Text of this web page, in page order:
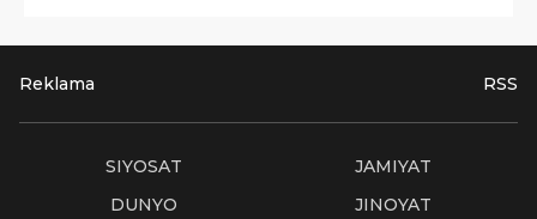
Reklama RSS
SIYOSAT
JAMIYAT
DUNYO
JINOYAT